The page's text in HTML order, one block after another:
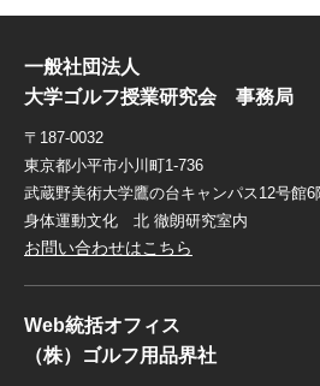
一般社団法人
大学ゴルフ授業研究会 事務局
〒187-0032
東京都小平市小川町1-736
武蔵野美術大学鷹の台キャンパス12号館6
身体運動文化 北 徹朗研究室内
お問い合わせはこちら
Web統括オフィス
（株）ゴルフ用品界社